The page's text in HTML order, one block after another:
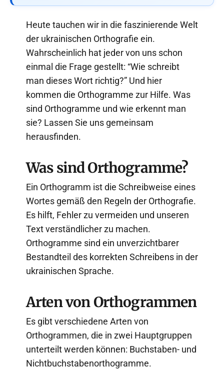
Heute tauchen wir in die faszinierende Welt
der ukrainischen Orthografie ein.
Wahrscheinlich hat jeder von uns schon
einmal die Frage gestellt: “Wie schreibt
man dieses Wort richtig?” Und hier
kommen die Orthogramme zur Hilfe. Was
sind Orthogramme und wie erkennt man
sie? Lassen Sie uns gemeinsam
herausfinden.
Was sind Orthogramme?
Ein Orthogramm ist die Schreibweise eines
Wortes gemäß den Regeln der Orthografie.
Es hilft, Fehler zu vermeiden und unseren
Text verständlicher zu machen.
Orthogramme sind ein unverzichtbarer
Bestandteil des korrekten Schreibens in der
ukrainischen Sprache.
Arten von Orthogrammen
Es gibt verschiedene Arten von
Orthogrammen, die in zwei Hauptgruppen
unterteilt werden können: Buchstaben- und
Nichtbuchstabenorthogramme.